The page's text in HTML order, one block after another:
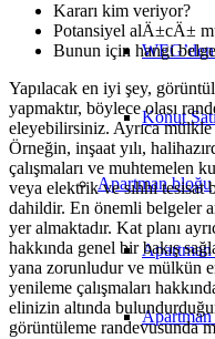
WEG’den
Konut
Apartman bloğu
Kararı kim veriyor?
Potansiyel alÄ±cÄ±
Bunun için hangi
Yapılacak en iyi şey,
yapmaktır, böylece olası
eleyebilirsiniz. Ayrıca
Örneğin, inşaat yılı,
çalışmaları ve muhtemelen
veya elektrik ve sıhhi tesisat
dahildir. En önemli belgeler
yer almaktadır. Kat planı
hakkında genel bir bakış
yana zorunludur ve mülkün
yenileme çalışmaları
elinizin altında
görüntüleme randevusunda